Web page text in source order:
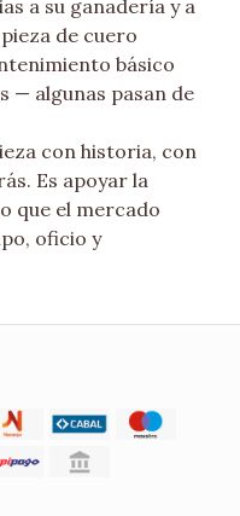
a su ganadería y a
de cuero
básico
— algunas pasan de
con historia, con
Es apoyar la
que el mercado
oficio y